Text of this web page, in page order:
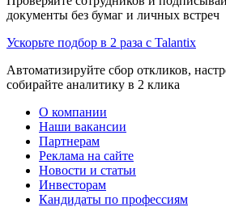
документы без бумаг и личных встреч
Ускорьте подбор в 2 раза с Talantix
Автоматизируйте сбор откликов,
собирайте аналитику в 2 клика
О компании
Наши вакансии
Партнерам
Реклама на сайте
Новости и статьи
Инвесторам
Кандидаты по профессиям